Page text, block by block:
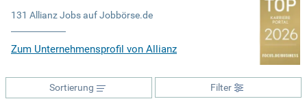
131 Allianz Jobs auf Jobbörse.de
Zum Unternehmensprofil von Allianz
Filter
Sortierung